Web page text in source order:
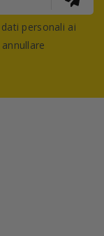
personali ai